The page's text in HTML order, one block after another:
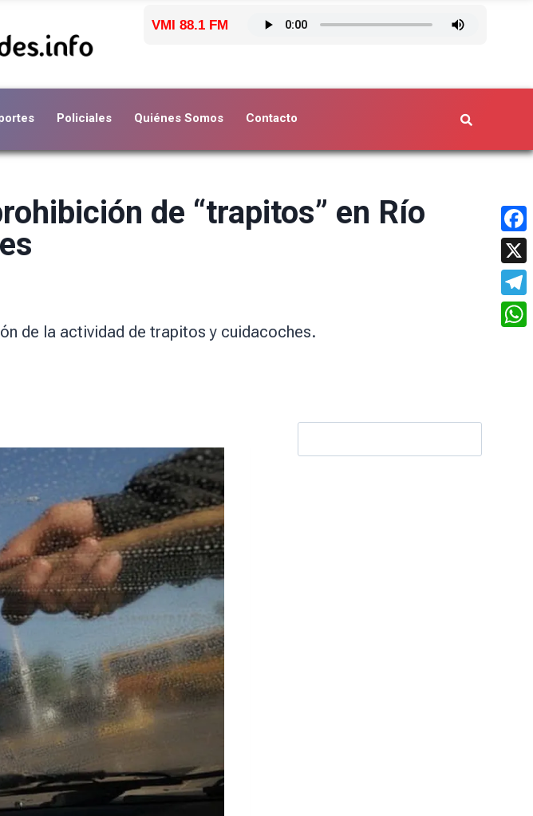
VMI 88.1 FM
Policiales Quiénes Somos Contacto
de “trapitos” en Río
de la actividad de trapitos y cuidacoches.
X